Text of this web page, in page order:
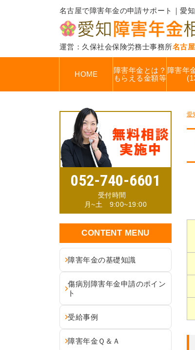
名古屋で障害年金の申請サポート｜愛
運営：久保社会保険労務士事務所名古
HOME
障害年金とは？
もらえる金額等
障害年
052-740-6601
受付時間
月~土 9:00~19:00
CONTENT MENU
障害年金の基礎知識
傷病別障害年金申請のポイン
ト
受給事例
障害年金Ｑ＆Ａ
愛